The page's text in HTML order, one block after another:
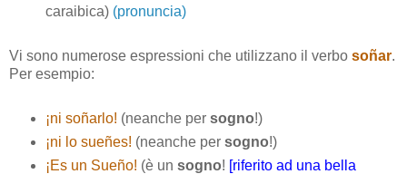
caraibica) (pronuncia)
Vi sono numerose espressioni che utilizzano il verbo soñar.
Per esempio:
¡ni soñarlo! (neanche per sogno!)
¡ni lo sueñes! (neanche per sogno!)
¡Es un Sueño! (è un sogno! [riferito ad una bella